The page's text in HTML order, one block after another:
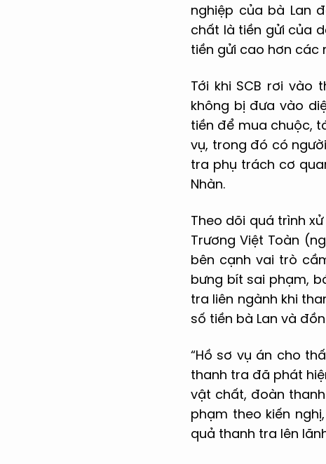
nghiệp của bà Lan
chất là tiền gửi của
tiền gửi cao hơn các
Tới khi SCB rơi vào
không bị đưa vào
tiền để mua chuộc,
vụ, trong đó có
tra phụ trách cơ
Nhàn.
Theo dõi quá trình
Trương Việt Toàn
bên cạnh vai trò
bưng bít sai phạm,
tra liên ngành khi
số tiền bà Lan và
“Hồ sơ vụ án cho
thanh tra đã phát
vật chất, đoàn
phạm theo kiến
quả thanh tra lên